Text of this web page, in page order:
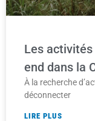
Les
end dans la
À la recherche
déconnecter
LIRE PLUS